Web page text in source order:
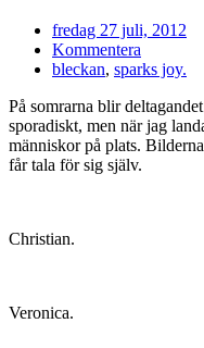
fredag 27 juli, 2012
Kommentera
bleckan, sparks joy.
På somrarna blir
sporadiskt, men när jag
människor på plats.
får tala för sig själv.
Christian.
Veronica.